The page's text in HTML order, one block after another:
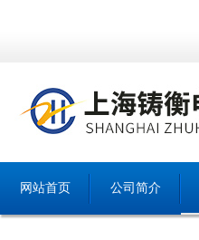
网站首页 公司简介